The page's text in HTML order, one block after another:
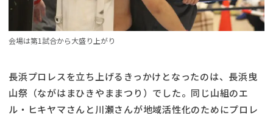
会場は第1試合から大盛り上がり
長浜プロレスを立ち上げるきっかけとなったのは、長浜曳
山祭（ながはまひきやままつり）でした。同じ山組のエ
ル・ヒキヤマさんと川瀬さんが地域活性化のためにプロレ